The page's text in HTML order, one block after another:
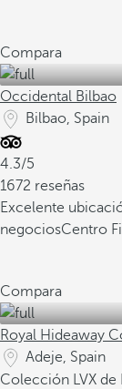
Compara
Occidental Bilbao
Bilbao, Spain
4.3/5
1672 reseñas
Excelente
negociosCentro
Compara
Royal Hideaway
Adeje, Spain
Colección LVX